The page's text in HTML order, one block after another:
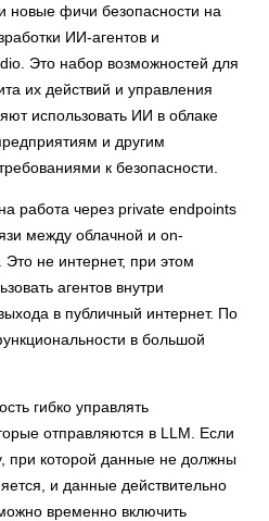
новые фичи безопасности на
ИИ-агентов и
Это набор возможностей для
их действий и управления
использовать ИИ в облаке
и другим
к безопасности.
работа через private endpoints
между облачной и on-
не интернет, при этом
агентов внутри
в публичный интернет. По
в большой
гибко управлять
отправляются в LLM. Если
при которой данные не должны
и данные действительно
временно включить